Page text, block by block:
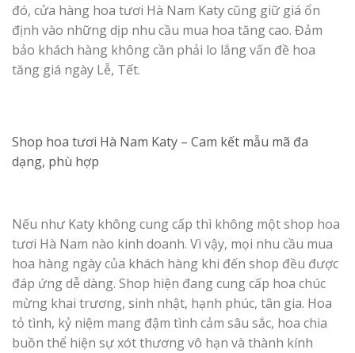
đó, cửa hàng hoa tươi Hà Nam Katy cũng giữ giá ổn
định vào những dịp nhu cầu mua hoa tăng cao. Đảm
bảo khách hàng không cần phải lo lắng vấn đề hoa
tăng giá ngày Lễ, Tết.
Shop hoa tươi Hà Nam Katy – Cam kết mẫu mã đa
dạng, phù hợp
Nếu như Katy không cung cấp thì không một shop hoa
tươi Hà Nam nào kinh doanh. Vì vậy, mọi nhu cầu mua
hoa hàng ngày của khách hàng khi đến shop đều được
đáp ứng dễ dàng. Shop hiện đang cung cấp hoa chúc
mừng khai trương, sinh nhật, hạnh phúc, tân gia. Hoa
tỏ tình, kỷ niệm mang đậm tình cảm sâu sắc, hoa chia
buồn thể hiện sự xót thương vô hạn và thành kính